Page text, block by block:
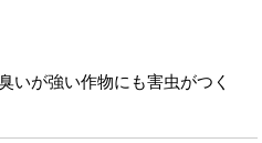
いが強い作物にも害虫がつく